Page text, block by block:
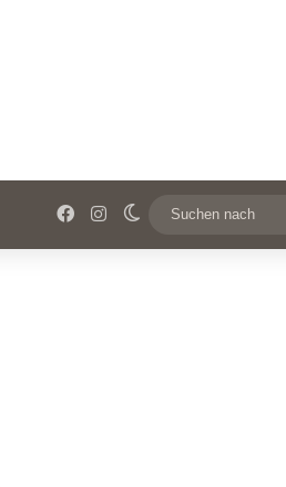
Facebook
InstagramSkin umschalten